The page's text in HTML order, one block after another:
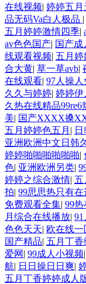
在线视频| 婷婷五月
品无码Va白人极品 |
五月婷婷激情四季|
av色色国产| 国产成
线观看视频| 五月婷
合大黄| 草一草avb|
在线观看| 97人操
久久与婷婷| 婷婷伊
久热在线精品99re6
美| 国产XXXX搡
五月婷婷色五月 |
亚洲欧洲中文日韩
婷婷啪啪啪啪啪啪|
色| 亚洲欧洲另类|
婷婷之综合激情| 五
拍| 99思思热只有
免费观看全集| 99
月综合在线播放|
色色天天| 欧在线一
国产精品| 五月丁
爱网 | 99成人小视频|
航| 日日操日日爽|
五月丁香婷婷成人